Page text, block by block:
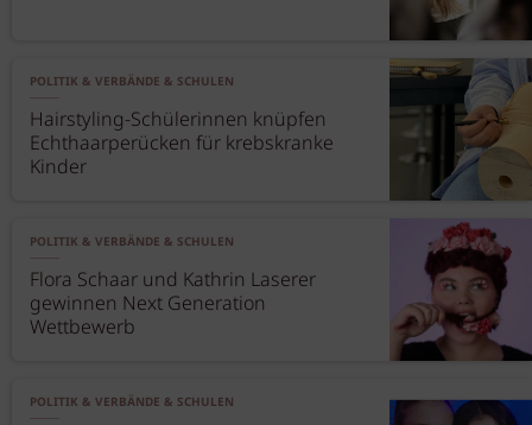
POLITIK & VERBÄNDE & SCHULEN
Hairstyling-Schülerinnen knüpfen
Echthaarperücken für krebskranke
Kinder
POLITIK & VERBÄNDE & SCHULEN
Flora Schaar und Kathrin Laserer
gewinnen Next Generation
Wettbewerb
POLITIK & VERBÄNDE & SCHULEN